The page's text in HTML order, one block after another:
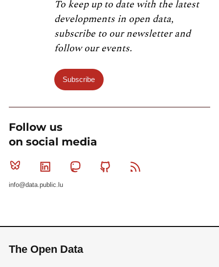
To keep up to date with the latest
developments in open data,
subscribe to our newsletter and
follow our events.
Subscribe
Follow us
on social media
Bluesky Linkedin MastodonGithub
info@data.public.lu
The Open Data